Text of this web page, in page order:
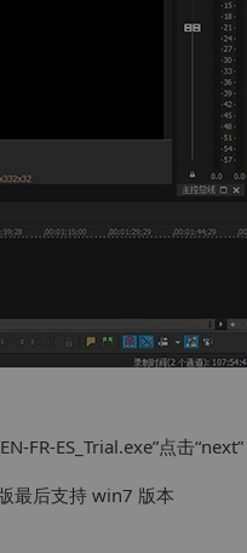
FR-ES_Trial.exe”点击“next”